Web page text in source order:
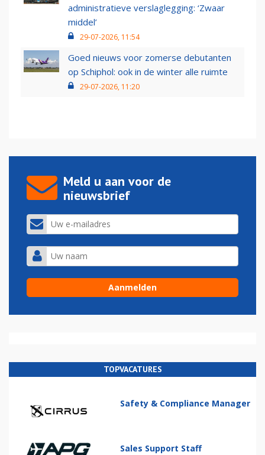
administratieve verslaglegging: ‘Zwaar
middel’
29-07-2026, 11:54
Goed nieuws voor zomerse debutanten
op Schiphol: ook in de winter alle ruimte
29-07-2026, 11:20
Meld u aan voor de
nieuwsbrief
TOPVACATURES
Safety & Compliance Manager
Sales Support Staff